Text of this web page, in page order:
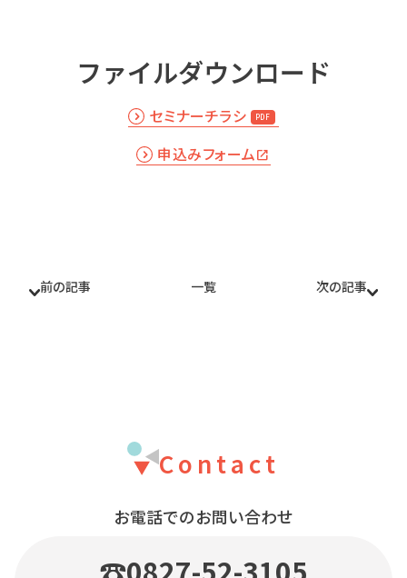
ファイルダウンロード
セミナーチラシ
申込みフォーム
前の記事 一覧 次の記事
Contact
お電話でのお問い合わせ